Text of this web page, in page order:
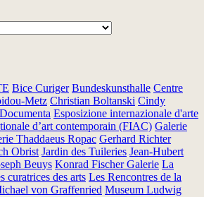
Bice Curiger Bundeskunsthalle Centre
Metz Christian Boltanski Cindy
Documenta Esposizione internazionale d'arte
d’art contemporain (FIAC) Galerie
Thaddaeus Ropac Gerhard Richter
Obrist Jardin des Tuileries Jean-Hubert
Beuys Konrad Fischer Galerie La
curatrices des arts Les Rencontres de la
von Graffenried Museum Ludwig